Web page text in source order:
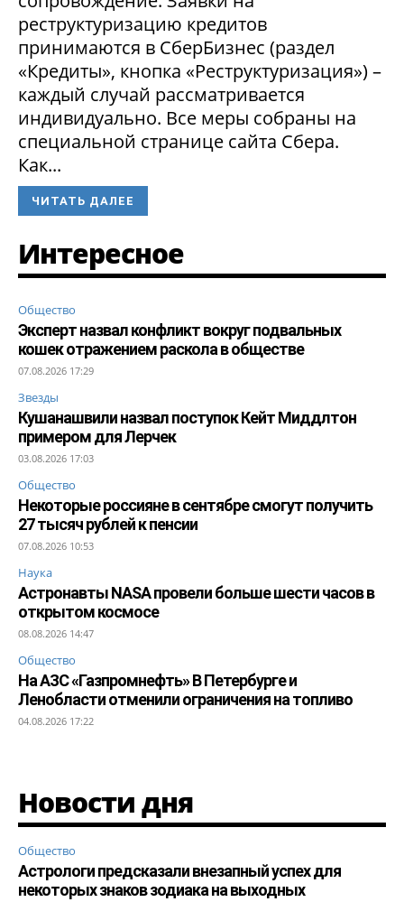
реструктуризацию кредитов
принимаются в СберБизнес (раздел
«Кредиты», кнопка «Реструктуризация») –
каждый случай рассматривается
индивидуально. Все меры собраны на
специальной странице сайта Сбера.
Как...
ЧИТАТЬ ДАЛЕЕ
Интересное
Общество
Эксперт назвал конфликт вокруг подвальных
кошек отражением раскола в обществе
07.08.2026 17:29
Звезды
Кушанашвили назвал поступок Кейт Миддлтон
примером для Лерчек
03.08.2026 17:03
Общество
Некоторые россияне в сентябре смогут получить
27 тысяч рублей к пенсии
07.08.2026 10:53
Наука
Астронавты NASA провели больше шести часов в
открытом космосе
08.08.2026 14:47
Общество
На АЗС «Газпромнефть» В Петербурге и
Ленобласти отменили ограничения на топливо
04.08.2026 17:22
Новости дня
Общество
Астрологи предсказали внезапный успех для
некоторых знаков зодиака на выходных